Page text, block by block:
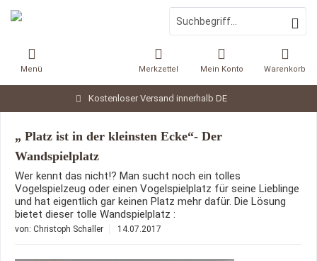
Kostenloser Versand innerhalb DE
Warenkorb
Merkzettel Mein Konto
Menü
„ Platz ist in der kleinsten Ecke“- Der
Wandspielplatz
Wer kennt das nicht!? Man sucht noch ein tolles
Vogelspielzeug oder einen Vogelspielplatz für seine Lieblinge
und hat eigentlich gar keinen Platz mehr dafür. Die Lösung
bietet dieser tolle Wandspielplatz :
von: Christoph Schaller 14.07.2017